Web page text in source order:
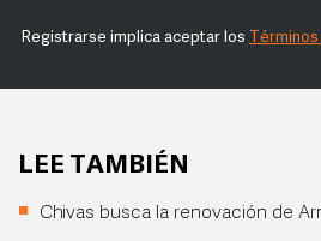
Registrarse implica aceptar los
LEE TAMBIÉN
Chivas busca la renovación de